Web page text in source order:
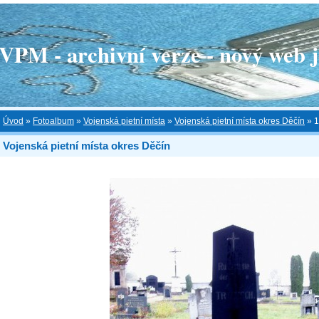
- archivní verze - nový web
Úvod » Fotoalbum » Vojenská pietní místa » Vojenská pietní místa okres Děčín »
Vojenská pietní místa okres Děčín